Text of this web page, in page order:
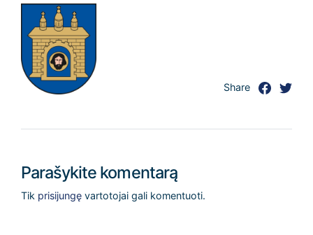
Share
Parašykite komentarą
Tik prisijungęvartotojai gali komentuoti.